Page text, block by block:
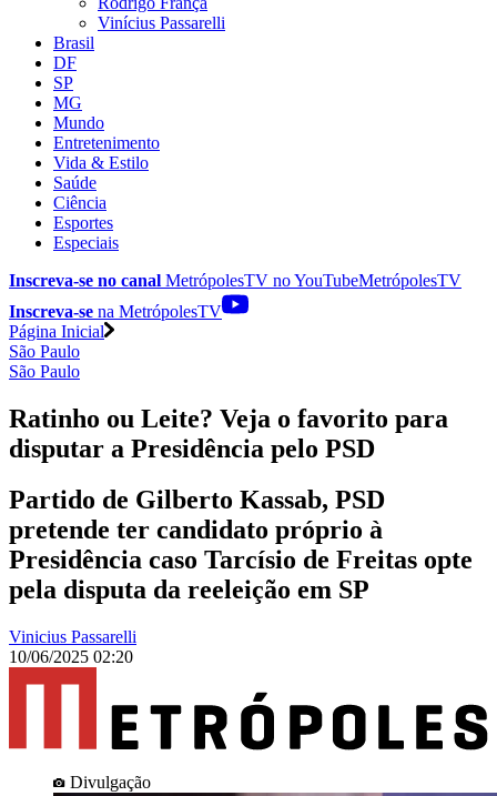
Vinícius Passarelli
Brasil
DF
SP
MG
Mundo
Entretenimento
Vida & Estilo
Saúde
Ciência
Esportes
Especiais
Inscreva-se no canal MetrópolesTV noYouTubeMetrópolesTV
Inscreva-se na MetrópolesTV
Página Inicial
São Paulo
São Paulo
Ratinho ou Leite? Veja o favorito para
disputar a Presidência pelo PSD
Partido de Gilberto Kassab, PSD
pretende ter candidato próprio à
Presidência caso Tarcísio de Freitas opte
pela disputa da reeleição em SP
Vinicius Passarelli
10/06/2025 02:20
Divulgação